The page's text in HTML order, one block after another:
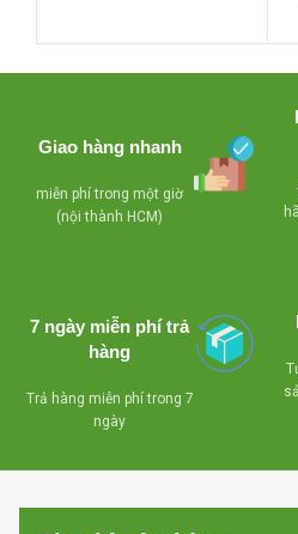
- Lỗ thoát nước
dể dàng vệ sinh
- Có giỏ bên trong
- Khóa an toàn
dể dàng di chuyển mọi
hàng tận nơi trong
Giao hàng nhanh
miễn phí trong một giờ
(nội thành HCM)
7 ngày miễn phí trả
hàng
Trả hàng miễn phí trong 7
ngày